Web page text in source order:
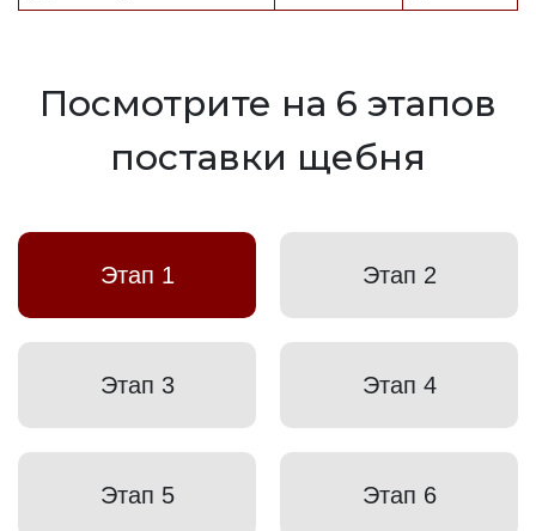
Посмотрите на 6 этапов
поставки щебня
Этап 1 Этап 2
Этап 3 Этап 4
Этап 5 Этап 6